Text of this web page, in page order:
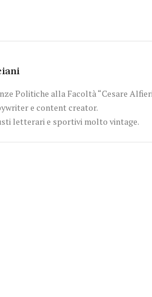
Politiche alla Facoltà “Cesare
e content creator.
letterari e sportivi molto vintage.